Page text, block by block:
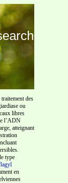
des
ou
libres
l’ADN
atteignant
type
en